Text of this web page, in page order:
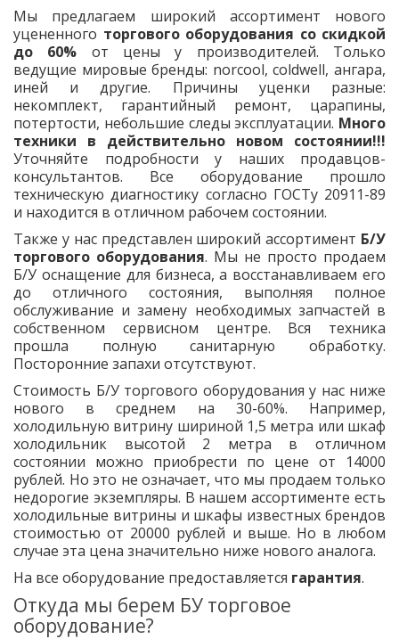
Мы предлагаем широкий ассортимент нового
уцененного торгового оборудования со скидкой
до 60% от цены у производителей. Только
ведущие мировые бренды: norcool, coldwell, ангара,
иней и другие. Причины уценки разные:
некомплект, гарантийный ремонт, царапины,
потертости, небольшие следы эксплуатации. Много
техники в действительно новом состоянии!!!
Уточняйте подробности у наших продавцов-
консультантов. Все оборудование прошло
техническую диагностику согласно ГОСТу 20911-89
и находится в отличном рабочем состоянии.
Также у нас представлен широкий ассортимент Б/У
торгового оборудования. Мы не просто продаем
Б/У оснащение для бизнеса, а восстанавливаем его
до отличного состояния, выполняя полное
обслуживание и замену необходимых запчастей в
собственном сервисном центре. Вся техника
прошла полную санитарную обработку.
Посторонние запахи отсутствуют.
Стоимость Б/У торгового оборудования у нас ниже
нового в среднем на 30-60%. Например,
холодильную витрину шириной 1,5 метра или шкаф
холодильник высотой 2 метра в отличном
состоянии можно приобрести по цене от 14000
рублей. Но это не означает, что мы продаем только
недорогие экземпляры. В нашем ассортименте есть
холодильные витрины и шкафы известных брендов
стоимостью от 20000 рублей и выше. Но в любом
случае эта цена значительно ниже нового аналога.
На все оборудование предоставляется гарантия.
Откуда мы берем БУ торговое
оборудование?